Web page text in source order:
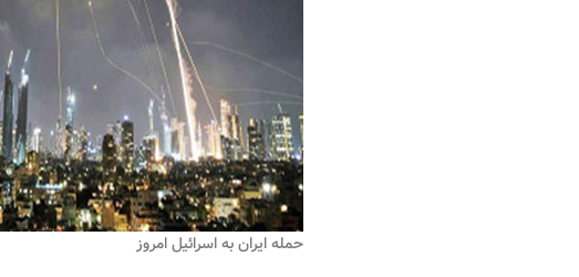
حمله ایران به اسرائیل امروز